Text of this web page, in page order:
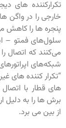
خارجی را در واگن
پنجره ها را کاهش
سلول‌های فمتو –
می‌کنند که اتصال
شبکه‌های
“تکرار کننده های
های قطار با
برش ها را به دلیل
از بین می برد.